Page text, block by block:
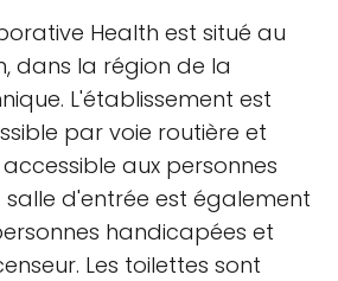
Health est situé au
dans la région de la
L'établissement est
par voie routière et
aux personnes
salle d'entrée est également
handicapées et
Les toilettes sont